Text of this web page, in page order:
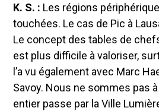
K. S. : Les régions
touchées. Le cas de Pic à
Le concept des tables de
est plus difficile à valoriser,
l’a vu également avec Marc
Savoy. Nous ne sommes pas
entier passe par la Ville